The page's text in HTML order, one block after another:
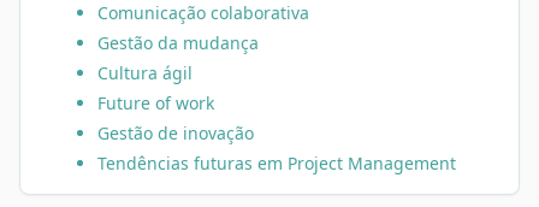
Comunicação colaborativa
Gestão da mudança
Cultura ágil
Future of work
Gestão de inovação
Tendências futuras em Project Management